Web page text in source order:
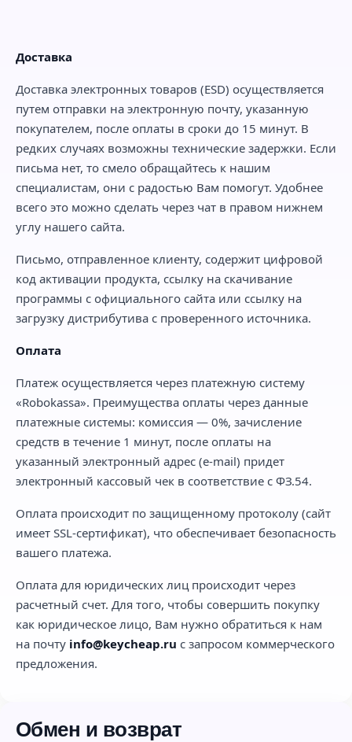
Доставка
Доставка электронных товаров (ESD) осуществляется
путем отправки на электронную почту, указанную
покупателем, после оплаты в сроки до 15 минут. В
редких случаях возможны технические задержки. Если
письма нет, то смело обращайтесь к нашим
специалистам, они с радостью Вам помогут. Удобнее
всего это можно сделать через чат в правом нижнем
углу нашего сайта.
Письмо, отправленное клиенту, содержит цифровой
код активации продукта, ссылку на скачивание
программы с официального сайта или ссылку на
загрузку дистрибутива с проверенного источника.
Оплата
Платеж осуществляется через платежную систему
«Robokassa». Преимущества оплаты через данные
платежные системы: комиссия — 0%, зачисление
средств в течение 1 минут, после оплаты на
указанный электронный адрес (e-mail) придет
электронный кассовый чек в соответствие с ФЗ.54.
Оплата происходит по защищенному протоколу (сайт
имеет SSL-сертификат), что обеспечивает безопасность
вашего платежа.
Оплата для юридических лиц происходит через
расчетный счет. Для того, чтобы совершить покупку
как юридическое лицо, Вам нужно обратиться к нам
на почту info@keycheap.ru с запросом коммерческого
предложения.
Обмен и возврат